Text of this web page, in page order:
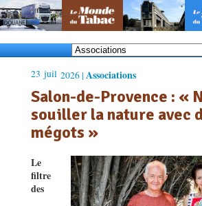
23 juil 2026 | Associations
Salon-de-Provence : «
souiller la nature avec
mégots »
Le
filtre
des